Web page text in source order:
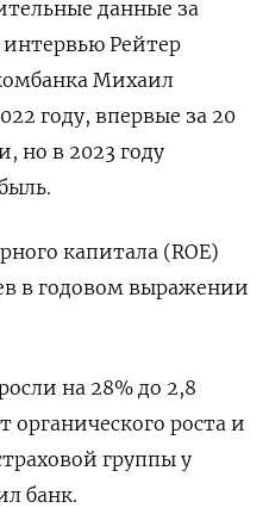
данные за
Рейтер
Михаил
году, впервые за 20
но в 2023 году
капитала (ROE)
в годовом выражении
на 28% до 2,8
органического роста и
группы у
банк.